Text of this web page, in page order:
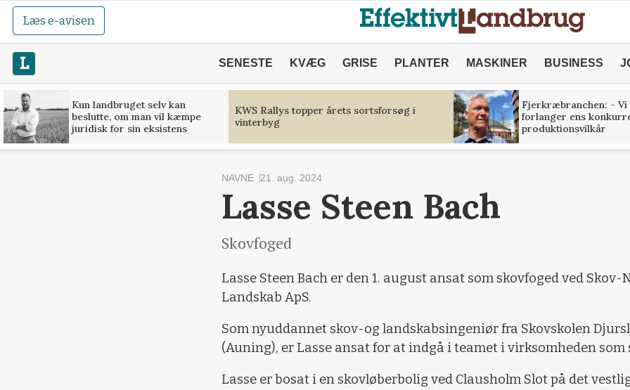
Læs e-avisen
SENESTE KVÆG GRISE PLANTER MASKINER BUSINESS
Kun landbruget selv kan
beslutte, om man vil kæmpe
juridisk for sin eksistens
KWS Rallys topper årets sortsforsøg i
vinterbyg
Fjerkræbranchen: - Vi
forlanger ens
produktionsvilkår
NAVNE 21. aug. 2024
Lasse Steen Bach
Skovfoged
Lasse Steen Bach er den 1. august ansat som skovfoged ved
Landskab ApS.
Som nyuddannet skov-og landskabsingeniør fra Skovskolen
(Auning), er Lasse ansat for at indgå i teamet i virksomheden som
Lasse er bosat i en skovløberbolig ved Clausholm Slot på det